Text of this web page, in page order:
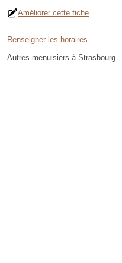
Améliorer cette fiche
Renseigner les horaires
Autres menuisiers à Strasbourg